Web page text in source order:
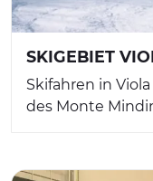
SKIGEBIET
Skifahren in
des Monte